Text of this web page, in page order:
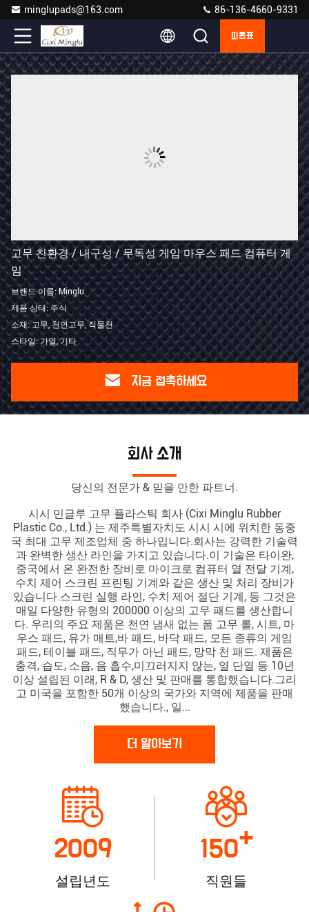
minglupads@163.com 86-136-4660-9331
따옴표
고무 친환경 / 내구성 / 무독성 게임 마우스 패드 컴퓨터 게
임
브랜드 이름: Minglu
제품 상태: 주식
소재: 고무, 천연고무, 직물천
스타일: 가열, 기타
지금 접촉하세요
회사 소개
당신의 전문가 & 믿을 만한 파트너.
시시 민글루 고무 플라스틱 회사 (Cixi Minglu Rubber
Plastic Co., Ltd.) 는 제주특별자치도 시시 시에 위치한 동중
국 최대 고무 제조업체 중 하나입니다.회사는 강력한 기술력
과 완벽한 생산 라인을 가지고 있습니다.이 기술은 타이완,
중국에서 온 완전한 장비로 마이크로 컴퓨터 열 전달 기계,
수치 제어 스크린 프린팅 기계와 같은 생산 및 처리 장비가
있습니다.스크린 실행 라인, 수치 제어 절단 기계, 등 그것은
매일 다양한 유형의 200000 이상의 고무 패드를 생산합니
다. 우리의 주요 제품은 천연 냄새 없는 폼 고무 롤, 시트, 마
우스 패드, 유가 매트,바 패드, 바닥 패드, 모든 종류의 게임
패드, 테이블 패드, 직무가 아닌 패드, 망막 천 패드. 제품은
충격, 습도, 소음, 음 흡수,미끄러지지 않는, 열 단열 등 10년
이상 설립된 이래, R & D, 생산 및 판매를 통합했습니다.그리
고 미국을 포함한 50개 이상의 국가와 지역에 제품을 판매
했습니다., 일...
더 알아보기
2009
설립년도
150+
직원들